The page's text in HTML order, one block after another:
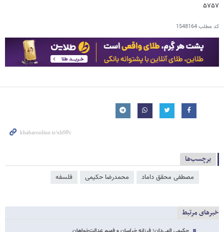
۵۷۵۷
کد مطلب1548164
برچسب‌ها
مصطفی محقق داماد محمدرضا حکیمی فلسفه
خبرهای مرتبط